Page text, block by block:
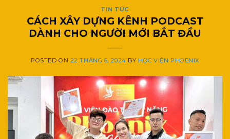
TIN TỨC
CÁCH XÂY DỰNG KÊNH PODCAST
DÀNH CHO NGƯỜI MỚI BẮT ĐẦU
POSTED ON 22 THÁNG 6, 2024 BY HỌC VIỆN PHOENIX